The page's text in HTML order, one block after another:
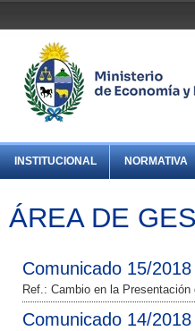
INSTITUCIONAL NORMATIVA
ÁREA DE
Comunicado 15/
Ref.: Cambio en la
Comunicado 14/